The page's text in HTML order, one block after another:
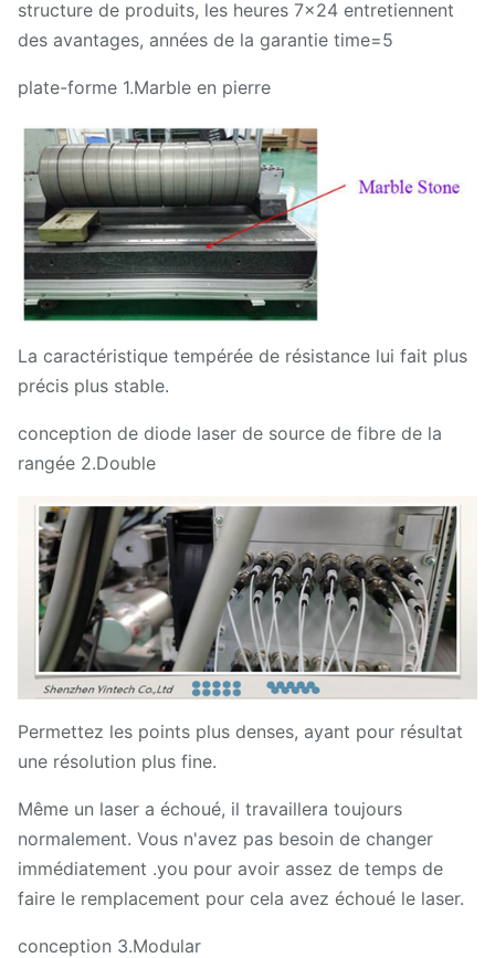
structure de produits, les heures 7x24 entretiennent
des avantages, années de la garantie time=5
plate-forme 1.Marble en pierre
La caractéristique tempérée de résistance lui fait plus
précis plus stable.
conception de diode laser de source de fibre de la
rangée 2.Double
Permettez les points plus denses, ayant pour résultat
une résolution plus fine.
Même un laser a échoué, il travaillera toujours
normalement. Vous n'avez pas besoin de changer
immédiatement .you pour avoir assez de temps de
faire le remplacement pour cela avez échoué le laser.
conception 3.Modular